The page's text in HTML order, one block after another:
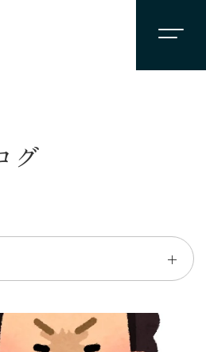
グ
＋
柴田 守：koko a koko